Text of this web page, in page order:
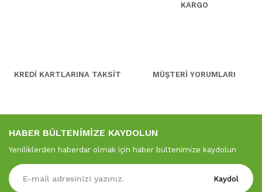
KARGO
KREDİ KARTLARINA TAKSİT MÜŞTERİ YORUMLARI
HABER BÜLTENİMİZE KAYDOLUN
Yeniliklerden haberdar olmak için haber bültenimize kaydolun
Kaydol